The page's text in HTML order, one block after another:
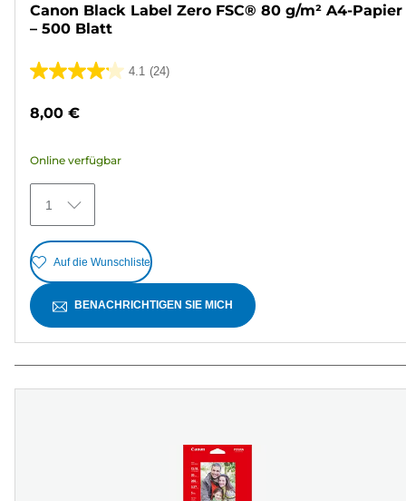
Canon Black Label Zero FSC® 80 g/m² A4-Papier
– 500 Blatt
4.1 (24)
4.1
5
24
Bewertungen
8,00 €
Online verfügbar
1
Auf die Wunschliste
BENACHRICHTIGEN SIE MICH